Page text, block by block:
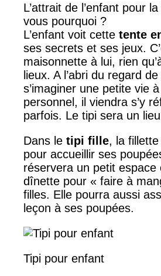
L’attrait de l’enfant pour la
vous pourquoi ?
L’enfant voit cette tente
ses secrets et ses jeux.
maisonnette à lui, rien
lieux. A l’abri du regard
s’imaginer une petite vie
personnel, il viendra s’y
parfois. Le tipi sera un
Dans le tipi fille, la
pour accueillir ses
réservera un petit
dînette pour « faire à
filles. Elle pourra aussi
leçon à ses poupées.
Tipi pour enfant